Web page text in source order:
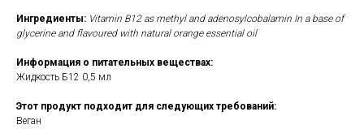
Ингредиенты: Vitamin B12 as methyl and adenosylcobalamin In a base of
glycerine and flavoured with natural orange essential oil
Информация о питательных веществах:
Жидкость Б12 0,5 мл
Этот продукт подходит для следующих требований:
Веган